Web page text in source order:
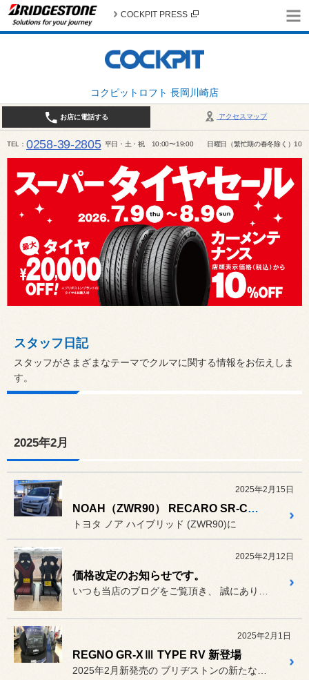
コクピットロフト 長岡川崎店
COCKPIT PRESS
アクセスマップ
お店に電話する
TEL 0258-39-2805 平日・土・祝 10:00〜19:00 日曜日（繁忙期の春冬除く）
スタッフ日記
スタッフがさまざまなテーマでクルマに関する情報をお伝えしま
す。
2025年2月
2025年2月15日
NOAH（ZWR90） RECARO SR-C 取付
トヨタ ノア ハイブリッド (ZWR90)に
2025年2月12日
価格改定のお知らせです。
2025年2月1日
REGNO GR-XⅢ TYPE RV 新登場
2025年2月新発売の ブリヂストンの新たなプレミアムタ...